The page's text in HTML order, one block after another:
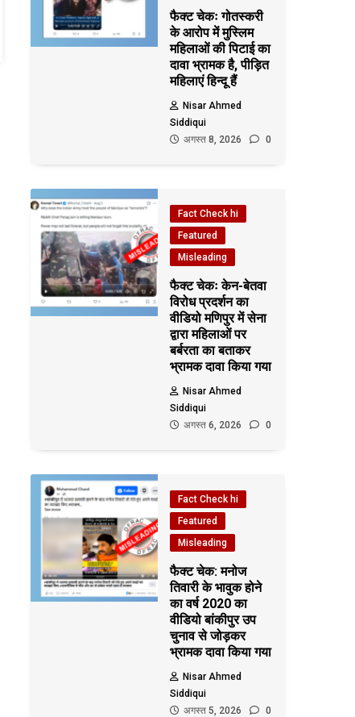
फैक्ट चेकः गोतस्करी
के आरोप में मुस्लिम
महिलाओं की पिटाई का
दावा भ्रामक है, पीड़ित
महिलाएं हिन्दू हैं
Nisar Ahmed
Siddiqui
अगस्त 8, 2026
0
Fact Check hi
Featured
Misleading
फैक्ट चेकः केन-बेतवा
विरोध प्रदर्शन का
वीडियो मणिपुर में सेना
द्वारा महिलाओं पर
बर्बरता का बताकर
भ्रामक दावा किया गया
Nisar Ahmed
Siddiqui
अगस्त 6, 2026
0
Fact Check hi
Featured
Misleading
फैक्ट चेक: मनोज
तिवारी के भावुक होने
का वर्ष 2020 का
वीडियो बांकीपुर उप
चुनाव से जोड़कर
भ्रामक दावा किया गया
Nisar Ahmed
Siddiqui
अगस्त 5, 2026
0